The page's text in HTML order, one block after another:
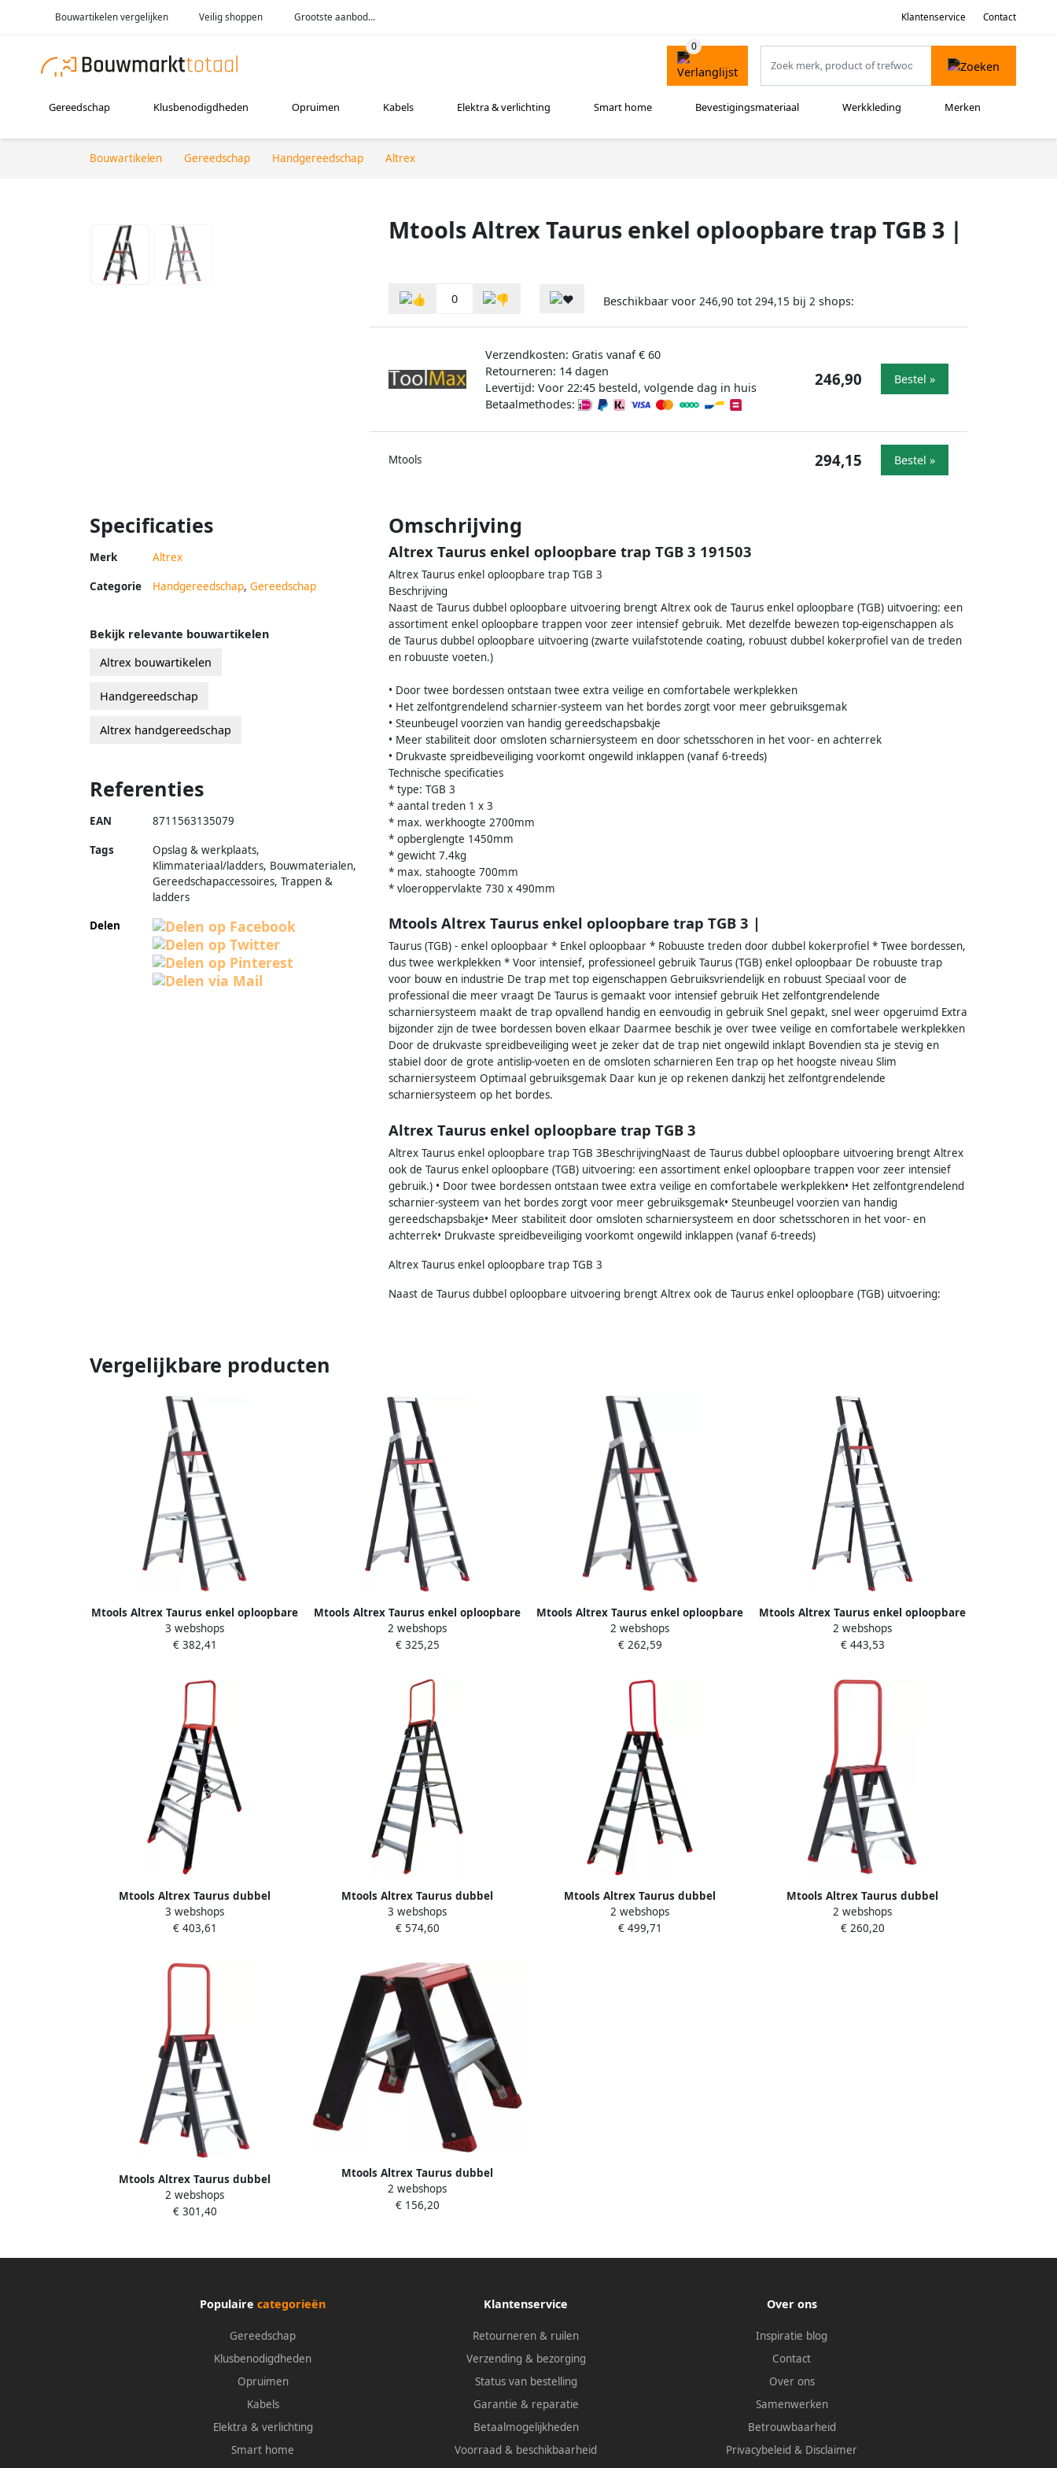
Bouwartikelen vergelijken Veilig shoppen Grootste aanbod... Klantenservice Contact
Gereedschap Klusbenodigdheden Opruimen Kabels Elektra & verlichting Smart home Bevestigingsmateriaal Werkkleding Merken
Bouwartikelen Gereedschap Handgereedschap Altrex
Mtools Altrex Taurus enkel oploopbare trap TGB 3 |
0 Beschikbaar voor 246,90 tot 294,15 bij 2 shops:
Verzendkosten: Gratis vanaf € 60
Retourneren: 14 dagen
Levertijd: Voor 22:45 besteld, volgende dag in huis
Betaalmethodes:
246,90 Bestel »
Mtools 294,15 Bestel »
Specificaties
Merk Altrex
Categorie Handgereedschap, Gereedschap
Omschrijving
Altrex Taurus enkel oploopbare trap TGB 3 191503
Altrex Taurus enkel oploopbare trap TGB 3
Beschrijving
Naast de Taurus dubbel oploopbare uitvoering brengt Altrex ook de Taurus enkel oploopbare (TGB) uitvoering: een
assortiment enkel oploopbare trappen voor zeer intensief gebruik. Met dezelfde bewezen top-eigenschappen als
de Taurus dubbel oploopbare uitvoering (zwarte vuilafstotende coating, robuust dubbel kokerprofiel van de treden
en robuuste voeten.)
• Door twee bordessen ontstaan twee extra veilige en comfortabele werkplekken
• Het zelfontgrendelend scharnier-systeem van het bordes zorgt voor meer gebruiksgemak
• Steunbeugel voorzien van handig gereedschapsbakje
• Meer stabiliteit door omsloten scharniersysteem en door schetsschoren in het voor- en achterrek
• Drukvaste spreidbeveiliging voorkomt ongewild inklappen (vanaf 6-treeds)
Technische specificaties
* type: TGB 3
* aantal treden 1 x 3
* max. werkhoogte 2700mm
* opberglengte 1450mm
* gewicht 7.4kg
* max. stahoogte 700mm
* vloeroppervlakte 730 x 490mm
Mtools Altrex Taurus enkel oploopbare trap TGB 3 |
Taurus (TGB) - enkel oploopbaar * Enkel oploopbaar * Robuuste treden door dubbel kokerprofiel * Twee bordessen,
dus twee werkplekken * Voor intensief, professioneel gebruik Taurus (TGB) enkel oploopbaar De robuuste trap
voor bouw en industrie De trap met top eigenschappen Gebruiksvriendelijk en robuust Speciaal voor de
professional die meer vraagt De Taurus is gemaakt voor intensief gebruik Het zelfontgrendelende
scharniersysteem maakt de trap opvallend handig en eenvoudig in gebruik Snel gepakt, snel weer opgeruimd Extra
bijzonder zijn de twee bordessen boven elkaar Daarmee beschik je over twee veilige en comfortabele werkplekken
Door de drukvaste spreidbeveiliging weet je zeker dat de trap niet ongewild inklapt Bovendien sta je stevig en
stabiel door de grote antislip-voeten en de omsloten scharnieren Een trap op het hoogste niveau Slim
scharniersysteem Optimaal gebruiksgemak Daar kun je op rekenen dankzij het zelfontgrendelende
scharniersysteem op het bordes.
Altrex Taurus enkel oploopbare trap TGB 3
Altrex Taurus enkel oploopbare trap TGB 3BeschrijvingNaast de Taurus dubbel oploopbare uitvoering brengt Altrex
ook de Taurus enkel oploopbare (TGB) uitvoering: een assortiment enkel oploopbare trappen voor zeer intensief
gebruik.) • Door twee bordessen ontstaan twee extra veilige en comfortabele werkplekken• Het zelfontgrendelend
scharnier-systeem van het bordes zorgt voor meer gebruiksgemak• Steunbeugel voorzien van handig
gereedschapsbakje• Meer stabiliteit door omsloten scharniersysteem en door schetsschoren in het voor- en
achterrek• Drukvaste spreidbeveiliging voorkomt ongewild inklappen (vanaf 6-treeds)
Altrex Taurus enkel oploopbare trap TGB 3
Naast de Taurus dubbel oploopbare uitvoering brengt Altrex ook de Taurus enkel oploopbare (TGB) uitvoering:
Bekijk relevante bouwartikelen
Altrex bouwartikelen
Handgereedschap
Altrex handgereedschap
Referenties
EAN 8711563135079
Tags
Opslag & werkplaats,
Klimmateriaal/ladders, Bouwmaterialen,
Gereedschapaccessoires, Trappen &
ladders
Delen
Vergelijkbare producten
Mtools Altrex Taurus enkel oploopbare
trap TGB 6 |
3 webshops
€ 382,41
Mtools Altrex Taurus enkel oploopbare
trap TGB 5 |
2 webshops
€ 325,25
Mtools Altrex Taurus enkel oploopbare
trap TGB 4 |
2 webshops
€ 262,59
Mtools Altrex Taurus enkel oploopbare
trap TGB 7 |
2 webshops
€ 443,53
Mtools Altrex Taurus dubbel
oploopbare trap TDO 2 x 6 met beugel
|
3 webshops
€ 403,61
Mtools Altrex Taurus dubbel
oploopbare trap TDO 2 x 8 met beugel
|
3 webshops
€ 574,60
Mtools Altrex Taurus dubbel
oploopbare trap TDO 2 x 7 met beugel
|
2 webshops
€ 499,71
Mtools Altrex Taurus dubbel
oploopbare trap TDO 2 x 3 met beugel
|
2 webshops
€ 260,20
Mtools Altrex Taurus dubbel
oploopbare trap TDO 2 x 4 met beugel
|
2 webshops
€ 301,40
Mtools Altrex Taurus dubbel
oploopbare trap TDO 2 x 2 zonder
beugel |
2 webshops
€ 156,20
Populaire categorieën
Gereedschap
Klusbenodigdheden
Opruimen
Kabels
Elektra & verlichting
Smart home
Klantenservice
Retourneren & ruilen
Verzending & bezorging
Status van bestelling
Garantie & reparatie
Betaalmogelijkheden
Voorraad & beschikbaarheid
Over ons
Inspiratie blog
Contact
Over ons
Samenwerken
Betrouwbaarheid
Privacybeleid & Disclaimer